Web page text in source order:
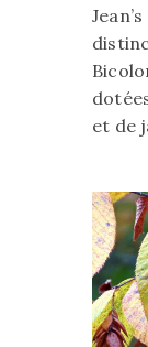
et de